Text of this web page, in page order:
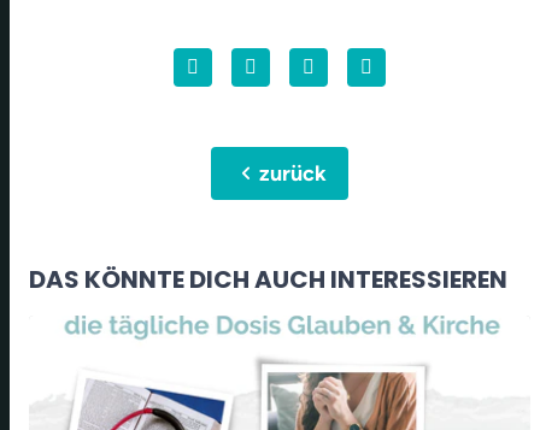
chevron_leftzurück
DAS KÖNNTE DICH AUCH INTERESSIEREN